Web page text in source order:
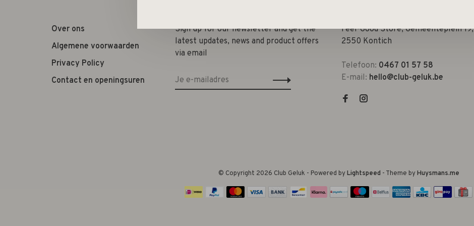
Over ons
Algemene voorwaarden
Privacy Policy
Contact en openingsuren
Sign up for our newsletter and get the
latest updates, news and product offers
via email
Feel-Good Store, Gemeenteplein 19,
2550 Kontich
Telefoon: 0467 01 57 58
E-mail: hello@club-geluk.be
© Copyright 2026 Club Geluk - Powered byLightspeed - Theme byHuysmans.me